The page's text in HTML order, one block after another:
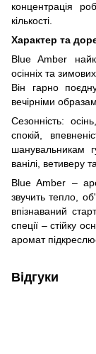
концентрація
кількості.
Характер та
Blue Amber
осінніх та
Він гарно
вечірніми
Сезонність:
спокій,
шанувальникам
ванілі, ветиверу
Blue Amber –
звучить тепло,
впізнаваний
спеції – стійку
аромат
Відгуки